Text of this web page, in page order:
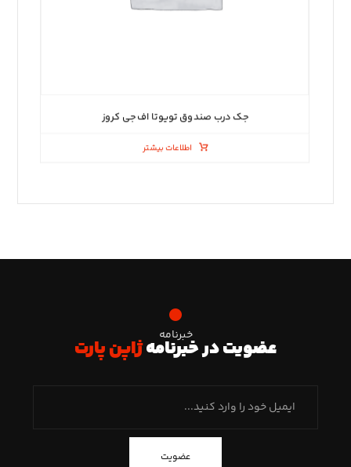
جک درب صندوق تویوتا اف جی کروز
اطلاعات بیشتر
خبرنامه
عضویت در خبرنامهژاپن پارت
عضویت